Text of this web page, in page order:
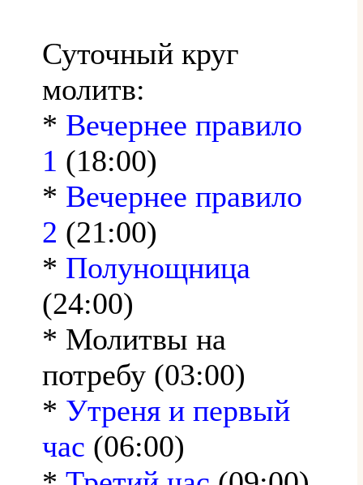
Суточный круг
молитв:
* Вечернее правило
1 (18:00)
* Вечернее правило
2 (21:00)
* Полунощница
(24:00)
* Молитвы на
потребу (03:00)
* Утреня и первый
час (06:00)